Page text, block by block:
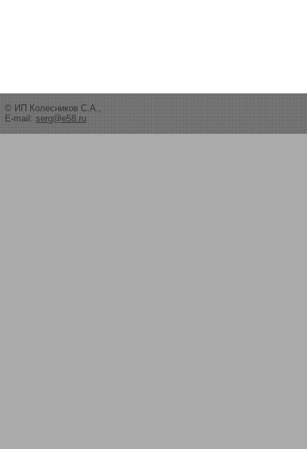
© ИП Колесников С.А.,
E-mail: serg@e58.ru